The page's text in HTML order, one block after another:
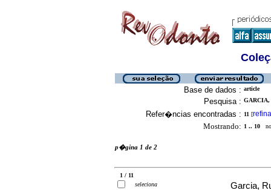
Base de dados : article
Pesquisa : GARCIA,
Refer�ncias encontradas : 11 [
Mostrando: 1 .. 10
p�gina 1 de 2
1 / 11
seleciona
Garcia,